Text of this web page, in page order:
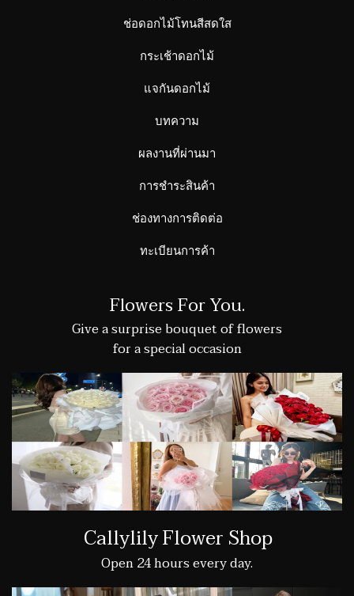
ช่อดอกไม้โทนสีสดใส
กระเช้าดอกไม้
แจกันดอกไม้
บทความ
ผลงานที่ผ่านมา
การชำระสินค้า
ช่องทางการติดต่อ
ทะเบียนการค้า
Flowers For You.
Give a surprise bouquet of flowers
for a special occasion
Callylily Flower Shop
Open 24 hours every day.